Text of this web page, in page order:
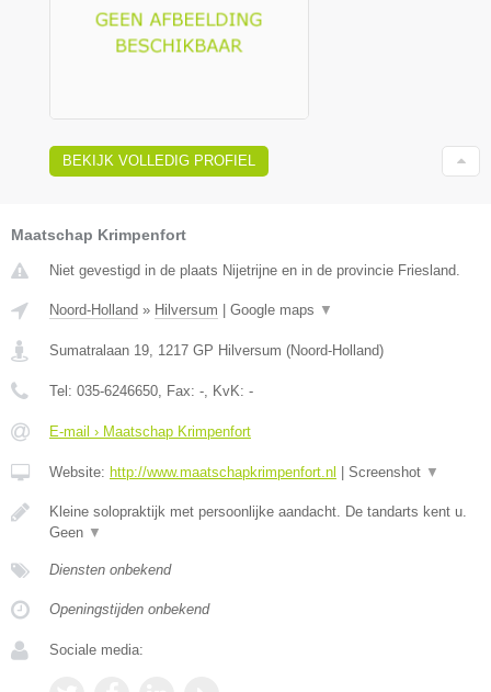
BEKIJK VOLLEDIG PROFIEL
Maatschap Krimpenfort
Niet gevestigd in de plaats Nijetrijne en in de provincie Friesland.
Noord-Holland » Hilversum Google maps ▼
Sumatralaan 19, 1217 GP Hilversum (Noord-Holland)
Tel: 035-6246650, Fax: -, KvK: -
E-mail › Maatschap Krimpenfort
Website: http://www.maatschapkrimpenfort.nl Screenshot ▼
Kleine solopraktijk met persoonlijke aandacht. De tandarts kent u.
Geen ▼
Diensten onbekend
Openingstijden onbekend
Sociale media: